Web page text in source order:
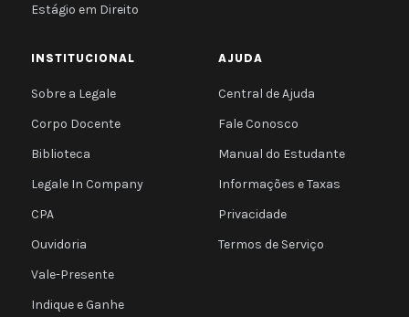
Estágio em Direito
INSTITUCIONAL
Sobre a Legale
Corpo Docente
Biblioteca
Legale In Company
CPA
Ouvidoria
Vale-Presente
Indique e Ganhe
AJUDA
Central de Ajuda
Fale Conosco
Manual do Estudante
Informações e Taxas
Privacidade
Termos de Serviço